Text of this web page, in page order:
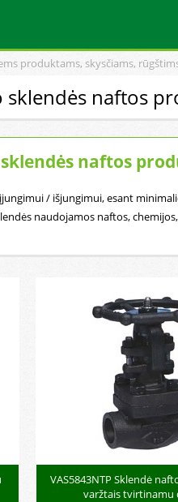
produktams, skysčiams,
sklendės naftos
naftos
/ išjungimui, esant
naudojamos naftos,
VAS5843NTP Sklendė
varžtais tvirtinamu